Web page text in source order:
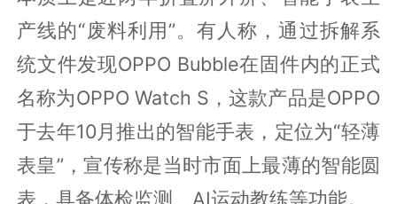
产线的“废料利用”。有人称，通过拆解系
统文件发现OPPO Bubble在固件内的正式
名称为OPPO Watch S，这款产品是OPPO
于去年10月推出的智能手表，定位为“轻薄
表皇”，宣传称是当时市面上最薄的智能圆
表，具备体检监测、AI运动教练等功能。